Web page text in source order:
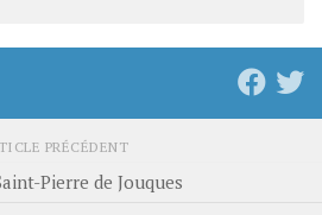
PRÉCÉDENT
Pierre de Jouques